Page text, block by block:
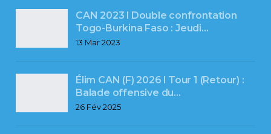
CAN 2023 l Double confrontation
Togo-Burkina Faso : Jeudi…
13 Mar 2023
Élim CAN (F) 2026 l Tour 1 (Retour) :
Balade offensive du…
26 Fév 2025